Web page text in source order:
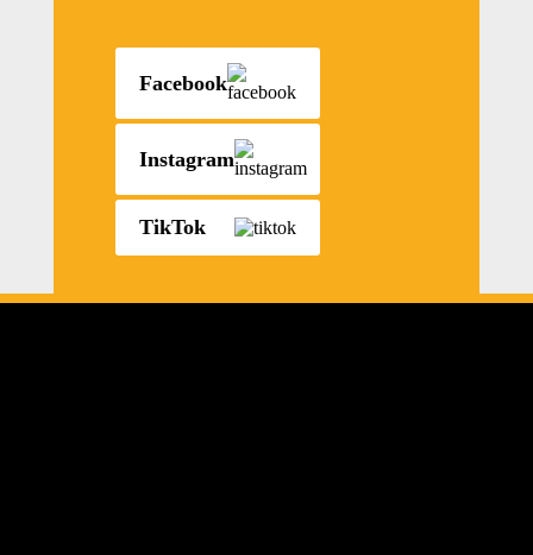
Facebook
Instagram
TikTok